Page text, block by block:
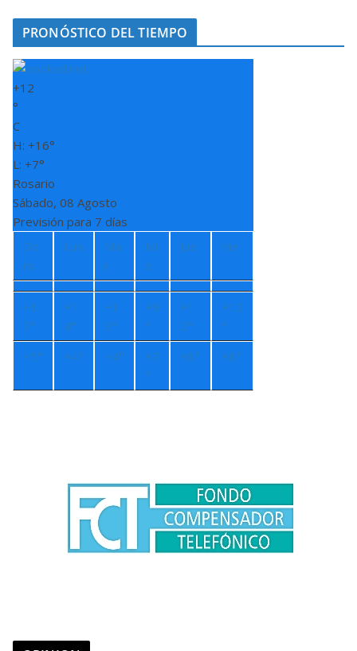
PRONÓSTICO DEL TIEMPO
+12
°
C
H: +16°
L: +7°
Rosario
Sábado, 08 Agosto
Previsión para 7 días
Do
m
Lun
Ma
r
Mi
é
Jue Vie
+1
7°
+1
4°
+1
3°
+9
°
+1
2°
+12
°
+5° +4° +4° +7
°
+8° +8°